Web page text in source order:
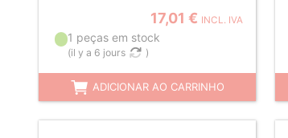
17,01 € INCL. IVA
1 peças em stock
(il y a 6 jours )
ADICIONAR AO CARRINHO